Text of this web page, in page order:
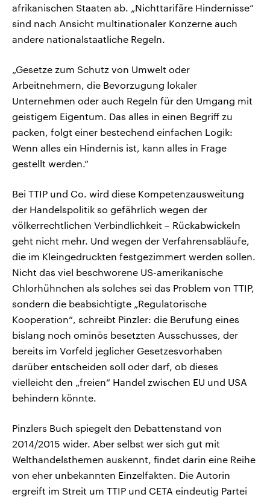
afrikanischen Staaten ab. „Nichttarifäre Hindernisse“
sind nach Ansicht multinationaler Konzerne auch
andere nationalstaatliche Regeln.
„Gesetze zum Schutz von Umwelt oder
Arbeitnehmern, die Bevorzugung lokaler
Unternehmen oder auch Regeln für den Umgang mit
geistigem Eigentum. Das alles in einen Begriff zu
packen, folgt einer bestechend einfachen Logik:
Wenn alles ein Hindernis ist, kann alles in Frage
gestellt werden.“
Bei TTIP und Co. wird diese Kompetenzausweitung
der Handelspolitik so gefährlich wegen der
völkerrechtlichen Verbindlichkeit – Rückabwickeln
geht nicht mehr. Und wegen der Verfahrensabläufe,
die im Kleingedruckten festgezimmert werden sollen.
Nicht das viel beschworene US-amerikanische
Chlorhühnchen als solches sei das Problem von TTIP,
sondern die beabsichtigte „Regulatorische
Kooperation“, schreibt Pinzler: die Berufung eines
bislang noch ominös besetzten Ausschusses, der
bereits im Vorfeld jeglicher Gesetzesvorhaben
darüber entscheiden soll oder darf, ob dieses
vielleicht den „freien“ Handel zwischen EU und USA
behindern könnte.
Pinzlers Buch spiegelt den Debattenstand von
2014/2015 wider. Aber selbst wer sich gut mit
Welthandelsthemen auskennt, findet darin eine Reihe
von eher unbekannten Einzelfakten. Die Autorin
ergreift im Streit um TTIP und CETA eindeutig Partei